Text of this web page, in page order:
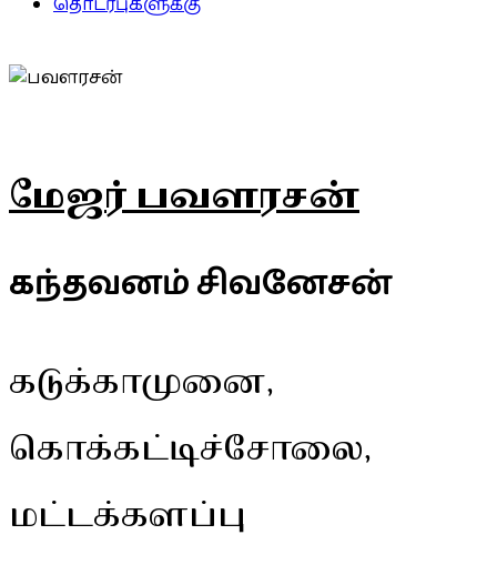
மேஜர் பவளரசன்
கந்தவனம் சிவனேசன்
கடுக்காமுனை,
கொக்கட்டிச்சோலை,
மட்டக்களப்பு